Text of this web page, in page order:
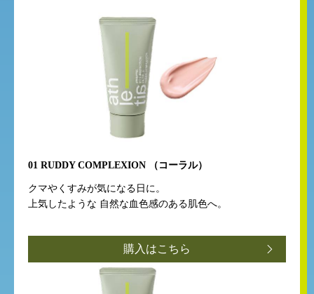
01 RUDDY COMPLEXION （コーラル）
クマやくすみが気になる日に。
上気したような 自然な血色感のある肌色へ。
購入はこちら